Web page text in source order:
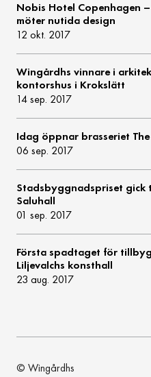
Nobis Hotel Copenhagen
möter nutida design
12 okt. 2017
Wingårdhs vinnare i
kontorshus i Krokslätt
14 sep. 2017
Idag öppnar brasseriet
06 sep. 2017
Stadsbyggnadspriset gick
Saluhall
01 sep. 2017
Första spadtaget för
Liljevalchs konsthall
23 aug. 2017
© Wingårdhs